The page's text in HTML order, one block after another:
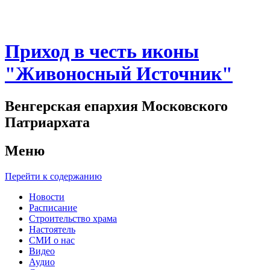
Приход в честь иконы
"Живоносный Источник"
Венгерская епархия Московского
Патриархата
Меню
Перейти к содержанию
Новости
Расписание
Строительство храма
Настоятель
СМИ о нас
Видео
Аудио